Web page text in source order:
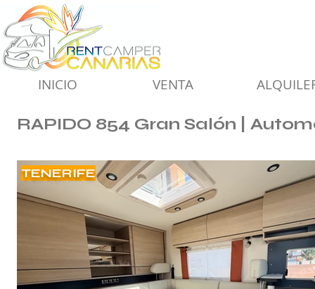
INICIO VENTA
RAPIDO 854 Gran Salón |
TENERIFE